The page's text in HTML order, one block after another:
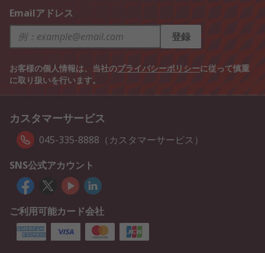
Emailアドレス
登録
お客様の個人情報は、当社のプライバシーポリシーに従って慎重
に取り扱いを行います。
カスタマーサービス
045-335-8888（カスタマーサービス）
SNS公式アカウント
ご利用可能カード会社